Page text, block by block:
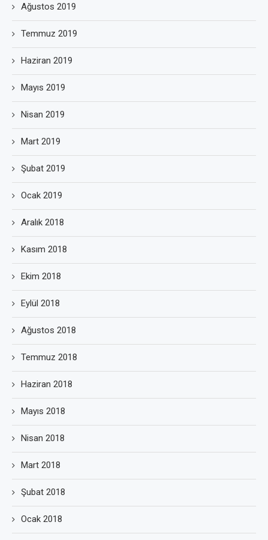
Ağustos 2019
Temmuz 2019
Haziran 2019
Mayıs 2019
Nisan 2019
Mart 2019
Şubat 2019
Ocak 2019
Aralık 2018
Kasım 2018
Ekim 2018
Eylül 2018
Ağustos 2018
Temmuz 2018
Haziran 2018
Mayıs 2018
Nisan 2018
Mart 2018
Şubat 2018
Ocak 2018